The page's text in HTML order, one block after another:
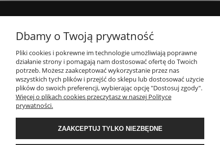
INFORMACJE
PŁATNOŚCI I DOSTAWA
O NAS
Dbamy o Twoją prywatność
Pliki cookies i pokrewne im technologie umożliwiają poprawne
działanie strony i pomagają nam dostosować ofertę do Twoich
potrzeb. Możesz zaakceptować wykorzystanie przez nas
wszystkich tych plików i przejść do sklepu lub dostosować użycie
plików do swoich preferencji, wybierając opcję "Dostosuj zgody".
Więcej o plikach cookies przeczytasz w naszej Polityce
prywatności.
ZAAKCEPTUJ TYLKO NIEZBĘDNE